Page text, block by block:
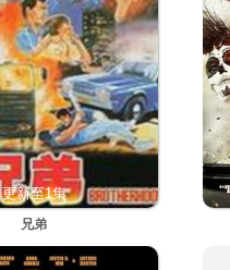
更新至1集
兄弟